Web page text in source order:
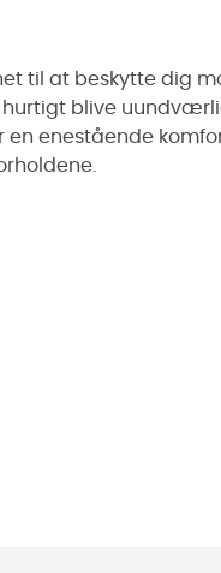
til at beskytte dig
hurtigt blive
enestående